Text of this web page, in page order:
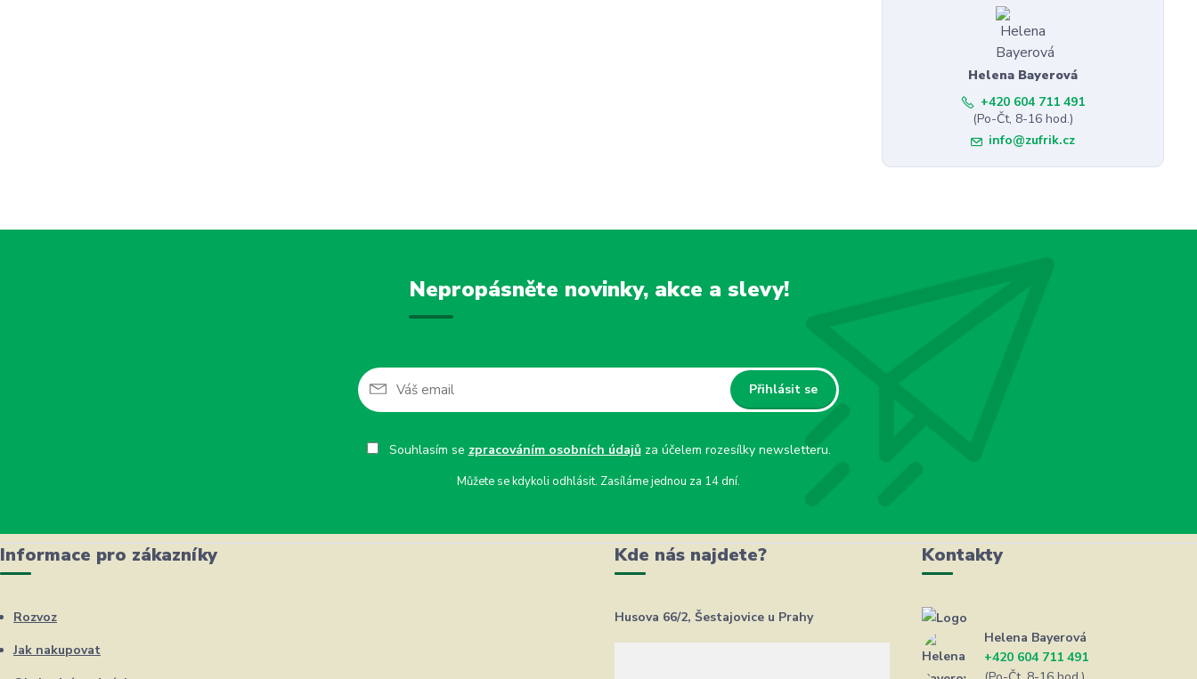
Helena Bayerová
+420 604 711 491
(Po-Čt, 8-16 hod.)
info@zufrik.cz
Nepropásněte novinky, akce a slevy!
Přihlásit se
Souhlasím se zpracováním osobních údajůza účelem rozesílky newsletteru.
Můžete se kdykoli odhlásit. Zasíláme jednou za 14 dní.
Informace pro zákazníky
Rozvoz
Jak nakupovat
Kde nás najdete?
Husova 66/2, Šestajovice u Prahy
Kontakty
Helena Bayerová
+420 604 711 491